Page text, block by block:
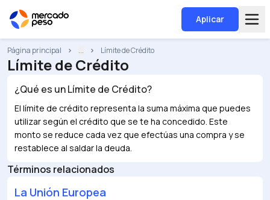
Aplicar
Página principal ... Límite de Crédito
Límite de Crédito
¿Qué es unLímite de Crédito?
El límite de crédito representa la suma máxima que puedes
utilizar según el crédito que se te ha concedido. Este
monto se reduce cada vez que efectúas una compra y se
restablece al saldar la deuda.
Términos relacionados
La Unión Europea